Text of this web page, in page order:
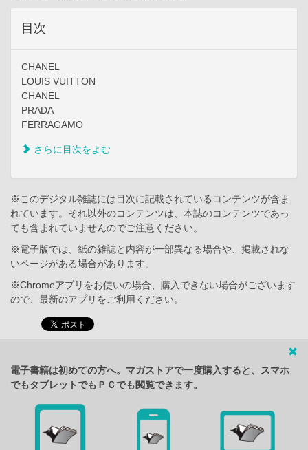
目次
CHANEL
LOUIS VUITTON
CHANEL
PRADA
FERRAGAMO
さらに目次をよむ
※このデジタル雑誌には目次に記載されているコンテンツが含ま
れています。それ以外のコンテンツは、本誌のコンテンツであっ
ても含まれていませんのでご注意ください。
※電子版では、紙の雑誌と内容が一部異なる場合や、掲載されな
いページがある場合があります。
※Chromeアプリをお使いの場合、購入できない場合がございます
ので、最新のアプリをご利用ください。
電子書籍は初めての方へ。マガストアで一度購入すると、スマホ
でもタブレットでもＰＣでも閲覧できます。